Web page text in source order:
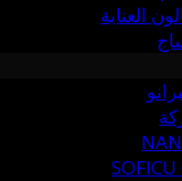
العناية
SOFICU